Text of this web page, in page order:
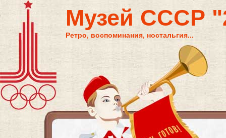
Музей СССР
Ретро, воспоминания, ностальгия...